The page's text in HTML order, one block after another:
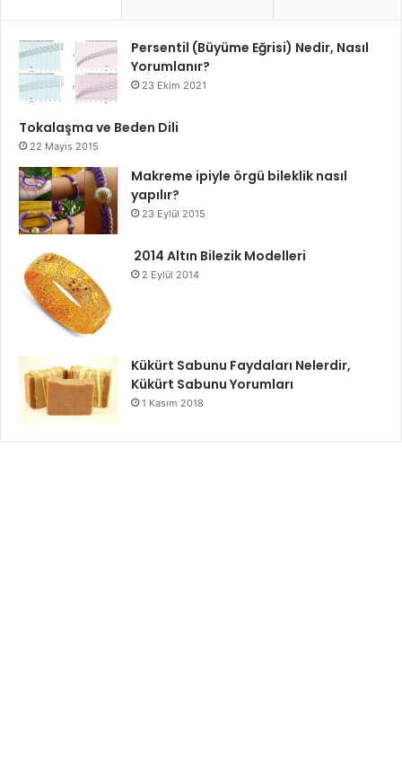
Persentil (Büyüme Eğrisi) Nedir, Nasıl
Yorumlanır?
23 Ekim 2021
Tokalaşma ve Beden Dili
22 Mayıs 2015
Makreme ipiyle örgü bileklik nasıl
yapılır?
23 Eylül 2015
2014 Altın Bilezik Modelleri
2 Eylül 2014
Kükürt Sabunu Faydaları Nelerdir,
Kükürt Sabunu Yorumları
1 Kasım 2018